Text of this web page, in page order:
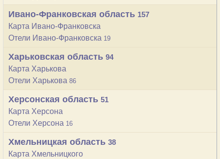
Ивано-Франковская область 157
Карта Ивано-Франковска
Отели Ивано-Франковска 19
Харьковская область 94
Карта Харькова
Отели Харькова 86
Херсонская область 51
Карта Херсона
Отели Херсона 16
Хмельницкая область 38
Карта Хмельницкого